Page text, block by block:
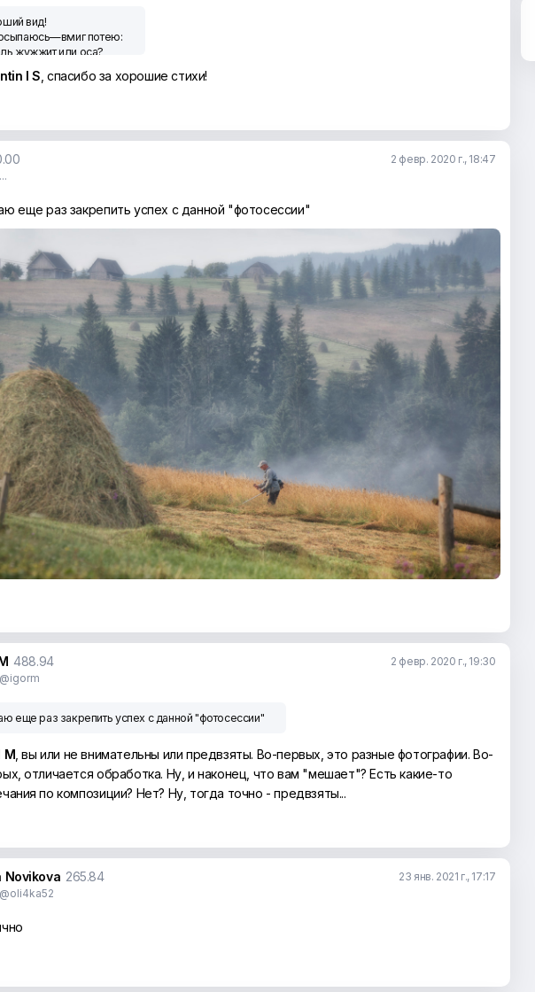
вид!
потею:
жужжит или оса?
богатея
коса!
родная,
почти!
Якубовский)
I S , спасибо за хорошие стихи!
2 февр. 2020 г., 18:47
...
еще раз закрепить успех с данной "фотосессии"
488.94 2 февр. 2020 г., 19:30
@igorm
еще раз закрепить успех с данной "фотосессии"
M , вы или не внимательны или предвзяты. Во-первых, это разные фотографии. Во-
отличается обработка. Ну, и наконец, что вам "мешает"? Есть какие-то
по композиции? Нет? Ну, тогда точно - предвзяты...
Novikova 265.84 23 янв. 2021 г., 17:17
@oli4ka52